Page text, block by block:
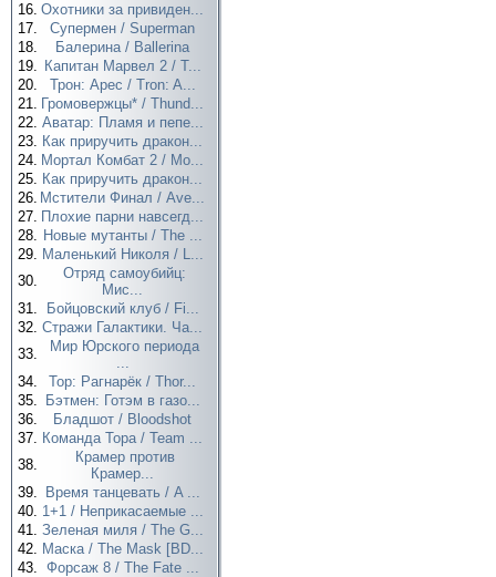
16. Охотники за привиден...
17.
Супермен / Superman
18.
Балерина / Ballerina
19. Капитан Марвел 2 / T...
20.
Трон: Арес / Tron: A...
21. Громовержцы* / Thund...
22. Аватар: Пламя и пепе...
23. Как приручить дракон...
24. Мортал Комбат 2 / Mo...
25. Как приручить дракон...
26. Мстители Финал / Ave...
27. Плохие парни навсегд...
28. Новые мутанты / The ...
29. Маленький Николя / L...
30.
Отряд самоубийц:
Мис...
31.
Бойцовский клуб / Fi...
32. Стражи Галактики. Ча...
33.
Мир Юрского периода
...
34.
Тор: Рагнарёк / Thor...
35.
Бэтмен: Готэм в газо...
36.
Бладшот / Bloodshot
37. Команда Тора / Team ...
38.
Крамер против
Крамер...
39.
Время танцевать / A ...
40. 1+1 / Неприкасаемые ...
41. Зеленая миля / The G...
42. Маска / The Mask [BD...
43. Форсаж 8 / The Fate ...